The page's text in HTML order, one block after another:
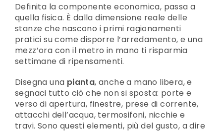
Definita la componente economica, passa a
quella fisica. È dalla dimensione reale delle
stanze che nascono i primi ragionamenti
pratici su come disporre l’arredamento, e una
mezz’ora con il metro in mano ti risparmia
settimane di ripensamenti.
Disegna una pianta, anche a mano libera, e
segnaci tutto ciò che non si sposta: porte e
verso di apertura, finestre, prese di corrente,
attacchi dell’acqua, termosifoni, nicchie e
travi. Sono questi elementi, più del gusto, a dire